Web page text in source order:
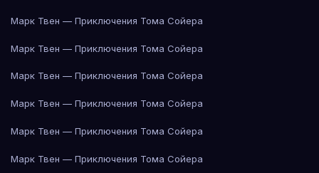
Марк Твен — Приключения Тома Сойера
Марк Твен — Приключения Тома Сойера
Марк Твен — Приключения Тома Сойера
Марк Твен — Приключения Тома Сойера
Марк Твен — Приключения Тома Сойера
Марк Твен — Приключения Тома Сойера